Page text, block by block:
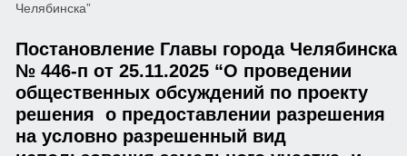
Челябинска”
Постановление Главы города Челябинска
№ 446-п от 25.11.2025 “О проведении
общественных обсуждений по проекту
решения о предоставлении разрешения
на условно разрешенный вид